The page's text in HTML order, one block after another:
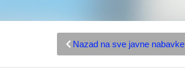
Nazad na sve javne nabavke